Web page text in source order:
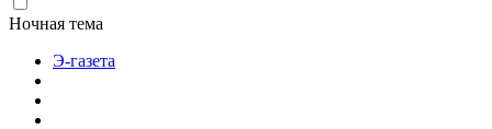
Ночная тема
Э-газета